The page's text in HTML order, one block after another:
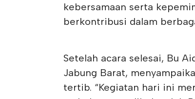
kebersamaan serta
berkontribusi dalam
Setelah acara selesai, Bu
Jabung Barat,
tertib. “Kegiatan hari ini